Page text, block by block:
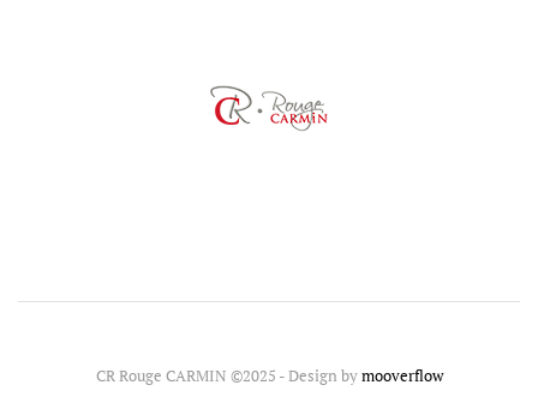
CR Rouge CARMIN ©2025 - Design bymooverflow